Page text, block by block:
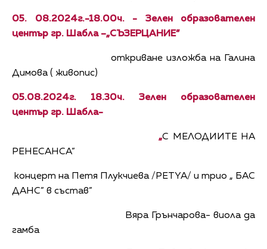
05. 08.2024г.-18.00ч. - Зелен образователен
център гр. Шабла –„СЪЗЕРЦАНИЕ”
откриване изложба на Галина
Димова ( живопис)
05.08.2024г. 18.30ч. Зелен образователен
център гр. Шабла-
„С МЕЛОДИИТЕ НА
РЕНЕСАНСА”
концерт на Петя Плукчиева /PETYA/ и трио „ БАС
ДАНС” в състав”
Вяра Грънчарова- виола да
гамба